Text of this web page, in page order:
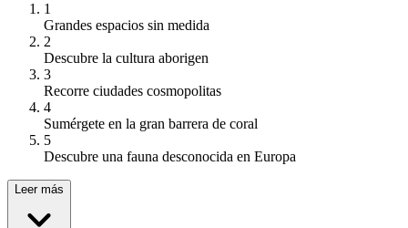
1
Grandes espacios sin medida
2
Descubre la cultura aborigen
3
Recorre ciudades cosmopolitas
4
Sumérgete en la gran barrera de coral
5
Descubre una fauna desconocida en Europa
Leer más